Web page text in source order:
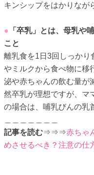
キンシップをはかりなが
● 「卒乳」とは、母乳や
こと
離乳食を1日3回しっかり
やミルクから食べ物に移
泌や赤ちゃんの飲む量が
然卒乳が理想ですが、マ
の場合は、哺乳びんの乳
記事を読む⇒⇒⇒赤ちゃ
めさせるべき？注意の仕